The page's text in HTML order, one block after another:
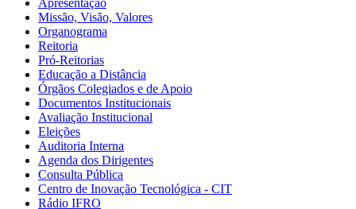
Missão, Visão, Valores
Organograma
Reitoria
Pró-Reitorias
Educação a Distância
Órgãos Colegiados e de Apoio
Documentos Institucionais
Avaliação Institucional
Eleições
Auditoria Interna
Agenda dos Dirigentes
Consulta Pública
Centro de Inovação Tecnológica - CIT
Rádio IFRO